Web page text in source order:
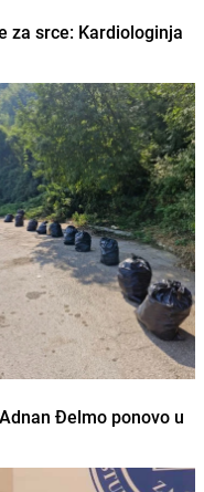
za srce: Kardiologinja
Đelmo ponovo u